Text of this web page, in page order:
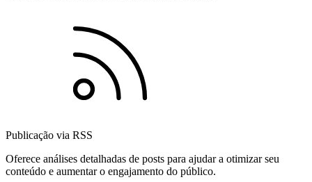
Publicação via RSS
Oferece análises detalhadas de posts para ajudar a otimizar seu
conteúdo e aumentar o engajamento do público.